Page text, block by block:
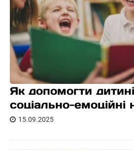
Як допомогти
соціально-емоційні
15.09.2025